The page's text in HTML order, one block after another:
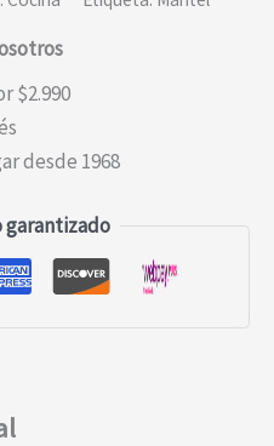
$2.990
desde 1968
garantizado